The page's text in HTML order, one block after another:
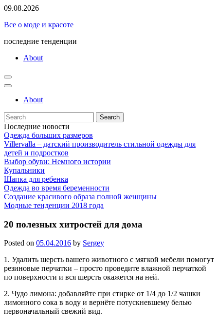
Skip
content
09.08.2026
Все о моде и красоте
последние тенденции
About
About
Search
for:
Последние новости
Одежда больших размеров
Villervalla – датский производитель стильной одежды для
детей и подростков
Выбор обуви: Немного истории
Купальники
Шапка для ребенка
Одежда во время беременности
Создание красивого образа полной женщины
Модные тенденции 2018 года
20 полезных хитростей для дома
Posted on 05.04.2016 by Sergey
1. Удалить шерсть вашего животного с мягкой мебели помогут
резиновые перчатки – просто проведите влажной перчаткой
по поверхности и вся шерсть окажется на ней.
2. Чудо лимона: добавляйте при стирке от 1/4 до 1/2 чашки
лимонного сока в воду и вернёте потускневшему белью
первоначальный свежий вид.